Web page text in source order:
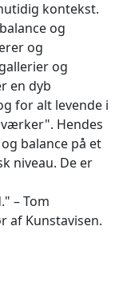
kontekst.
og
og
og
en dyb
for alt levende i
Hendes
balance på et
niveau. De er
– Tom
af Kunstavisen.